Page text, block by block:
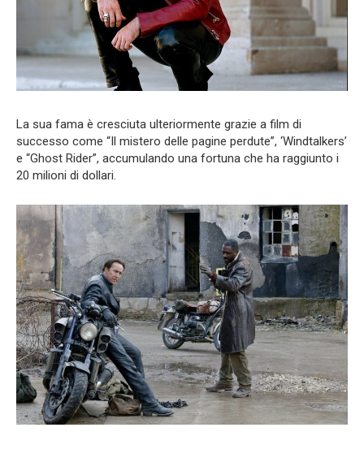
La sua fama è cresciuta ulteriormente grazie a film di
successo come “Il mistero delle pagine perdute”, ‘Windtalkers’
e “Ghost Rider”, accumulando una fortuna che ha raggiunto i
20 milioni di dollari.